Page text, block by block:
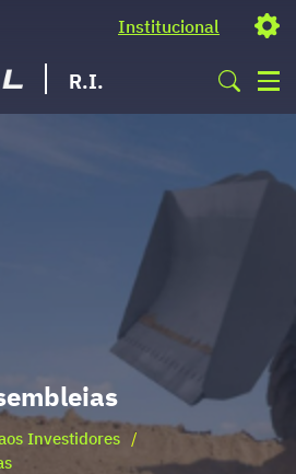
Institucional
R.I.
Investidores /